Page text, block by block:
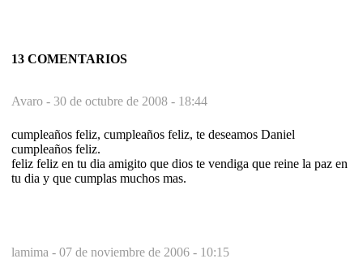
13 COMENTARIOS
Avaro - 30 de octubre de 2008 - 18:44
cumpleaños feliz, cumpleaños feliz, te deseamos Daniel
cumpleaños feliz.
feliz feliz en tu dia amigito que dios te vendiga que reine la paz en
tu dia y que cumplas muchos mas.
lamima - 07 de noviembre de 2006 - 10:15